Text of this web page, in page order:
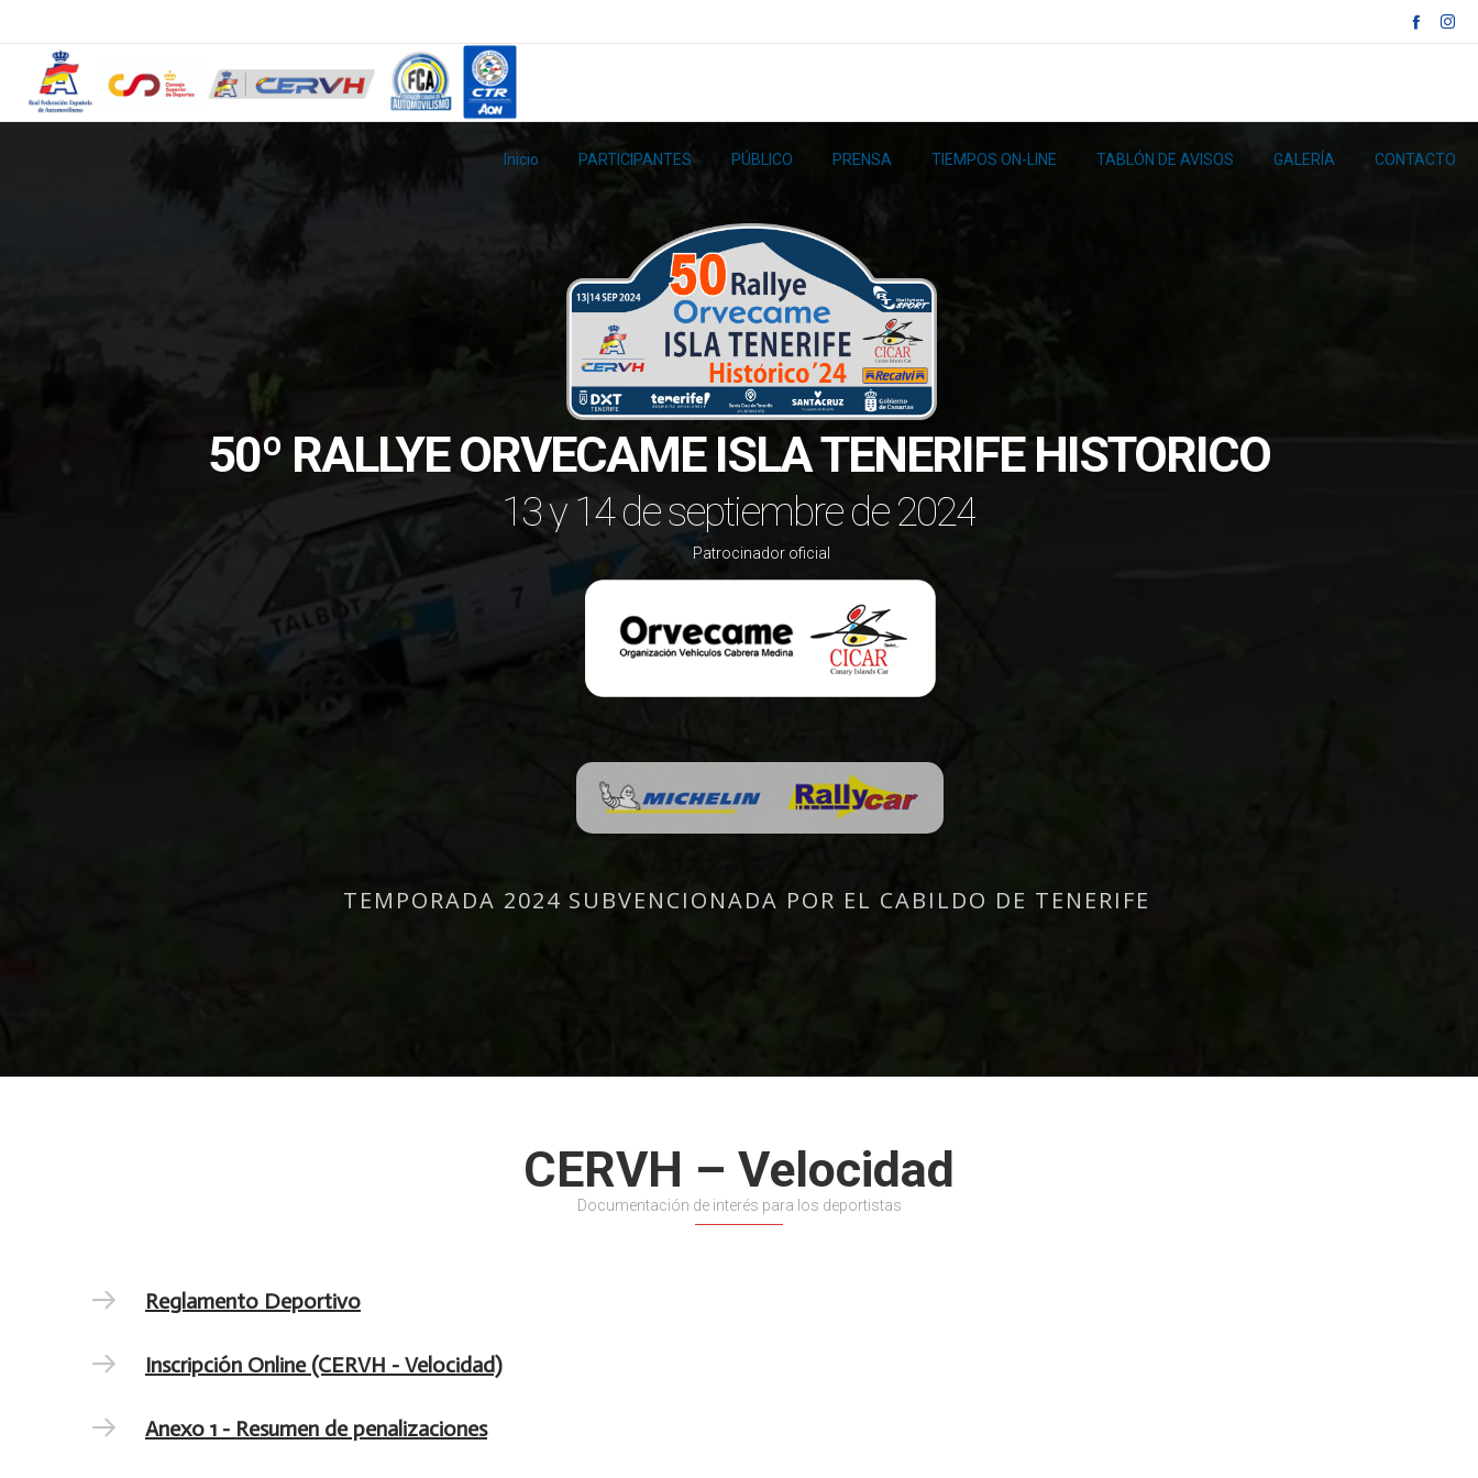
Inicio PARTICIPANTES PÚBLICO PRENSA TIEMPOS ON-LINE TABLÓN DE AVISOS GALERÍA CONTACTO
50º RALLYE ORVECAME ISLA TENERIFE HISTORICO
Patrocinador oficial
13 y 14 de septiembre de 2024
TEMPORADA 2024 SUBVENCIONADA POR EL CABILDO DE TENERIFE
CERVH – Velocidad
Documentación de interés para los deportistas
Reglamento Deportivo
Inscripción Online (CERVH - Velocidad)
Anexo 1 - Resumen de penalizaciones